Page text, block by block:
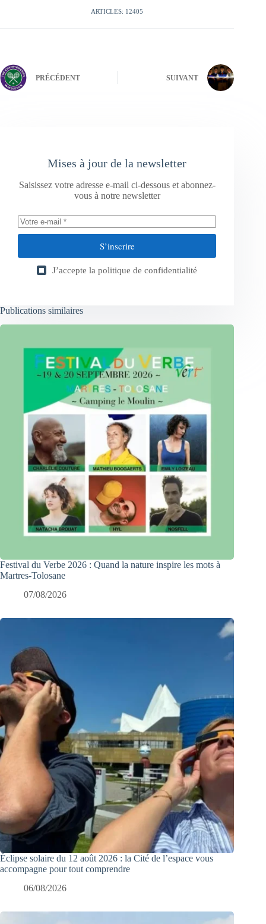
ARTICLES: 12405
PRÉCÉDENT SUIVANT
Mises à jour de la newsletter
Saisissez votre adresse e-mail ci-dessous et abonnez-
vous à notre newsletter
S’inscrire
J’accepte la politique de confidentialité
Publications similaires
Festival du Verbe 2026 : Quand la nature inspire les mots à
Martres-Tolosane
07/08/2026
Éclipse solaire du 12 août 2026 : la Cité de l’espace vous
accompagne pour tout comprendre
06/08/2026